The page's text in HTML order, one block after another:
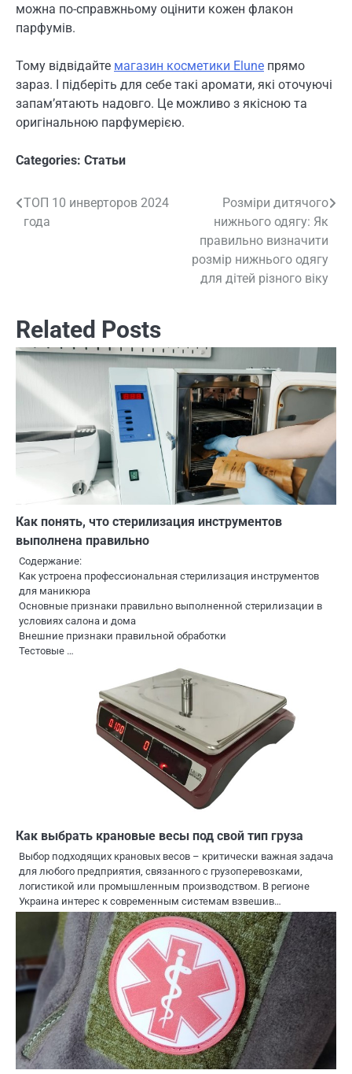
можна по-справжньому оцінити кожен флакон
парфумів.
Тому відвідайте магазин косметики Elune прямо
зараз. І підберіть для себе такі аромати, які оточуючі
запам’ятають надовго. Це можливо з якісною та
оригінальною парфумерією.
Categories: Статьи
Навигация
ТОП 10 инверторов 2024
года
Розміри дитячого
нижнього одягу: Як
правильно визначити
розмір нижнього одягу
для дітей різного віку
Related Posts
Как понять, что стерилизация инструментов
выполнена правильно
Содержание:
Как устроена профессиональная стерилизация инструментов
для маникюра
Основные признаки правильно выполненной стерилизации в
условиях салона и дома
Внешние признаки правильной обработки
Тестовые …
Как выбрать крановые весы под свой тип груза
Выбор подходящих крановых весов – критически важная задача
для любого предприятия, связанного с грузоперевозками,
логистикой или промышленным производством. В регионе
Украина интерес к современным системам взвешив…